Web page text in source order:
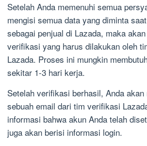
Setelah Anda memenuhi semua
mengisi semua data yang diminta
sebagai penjual di Lazada, maka
verifikasi yang harus dilakukan oleh
Lazada. Proses ini mungkin
sekitar 1-3 hari kerja.
Setelah verifikasi berhasil, Anda akan
sebuah email dari tim verifikasi
informasi bahwa akun Anda telah
juga akan berisi informasi login.